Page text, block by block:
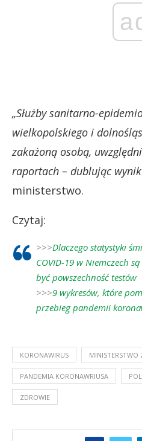
„Służby sanitarno-
wielkopolskiego i
zakażoną osobą,
raportach – dublując
ministerstwo.
Czytaj:
>>>Dlaczego statystyki
COVID-19 w Niemczech
być powszechność testów
>>>9 wykresów, które
przebieg pandemii
KORONAWIRUS MINISTERSTWO
PANDEMIA KORONAWRIUSA
ZDROWIE